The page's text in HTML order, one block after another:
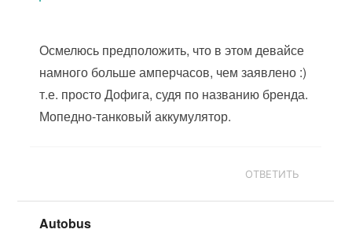
Осмелюсь предположить, что в этом девайсе
намного больше амперчасов, чем заявлено :)
т.е. просто Дофига, судя по названию бренда.
Мопедно-танковый аккумулятор.
ОТВЕТИТЬ
Autobus